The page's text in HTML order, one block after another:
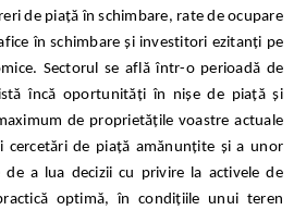
de piață în schimbare, rate de ocupare
în schimbare și investitori ezitanți pe
Sectorul se află într-o perioadă de
încă oportunități în nișe de piață și
de proprietățile voastre actuale
cercetări de piață amănunțite și a unor
de a lua decizii cu privire la activele de
optimă, în condițiile unui teren